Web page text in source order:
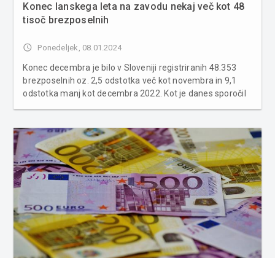
Konec lanskega leta na zavodu nekaj več kot 48
tisoč brezposelnih
access_time Ponedeljek, 08.01.2024
Konec decembra je bilo v Sloveniji registriranih 48.353
brezposelnih oz. 2,5 odstotka več kot novembra in 9,1
odstotka manj kot decembra 2022. Kot je danes sporočil
2022. Na z...